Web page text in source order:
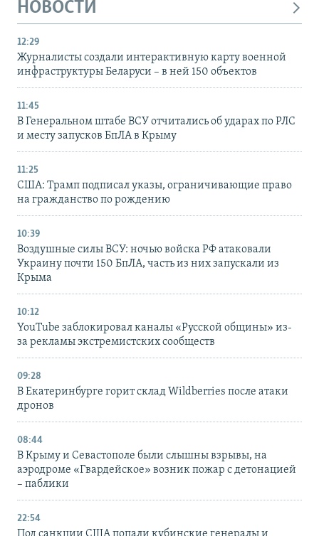
НОВОСТИ
12:29
Журналисты создали интерактивную карту военной
инфраструктуры Беларуси – в ней 150 объектов
11:45
В Генеральном штабе ВСУ отчитались об ударах по РЛС
и месту запусков БпЛА в Крыму
11:25
США: Трамп подписал указы, ограничивающие право
на гражданство по рождению
10:39
Воздушные силы ВСУ: ночью войска РФ атаковали
Украину почти 150 БпЛА, часть из них запускали из
Крыма
10:12
YouTube заблокировал каналы «Русской общины» из-
за рекламы экстремистских сообществ
09:28
В Екатеринбурге горит склад Wildberries после атаки
дронов
08:44
В Крыму и Севастополе были слышны взрывы, на
аэродроме «Гвардейское» возник пожар с детонацией
– паблики
22:54